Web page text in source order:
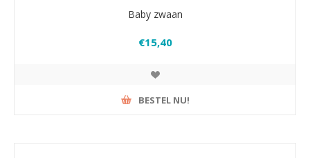
Baby zwaan
€15,40
BESTEL NU!